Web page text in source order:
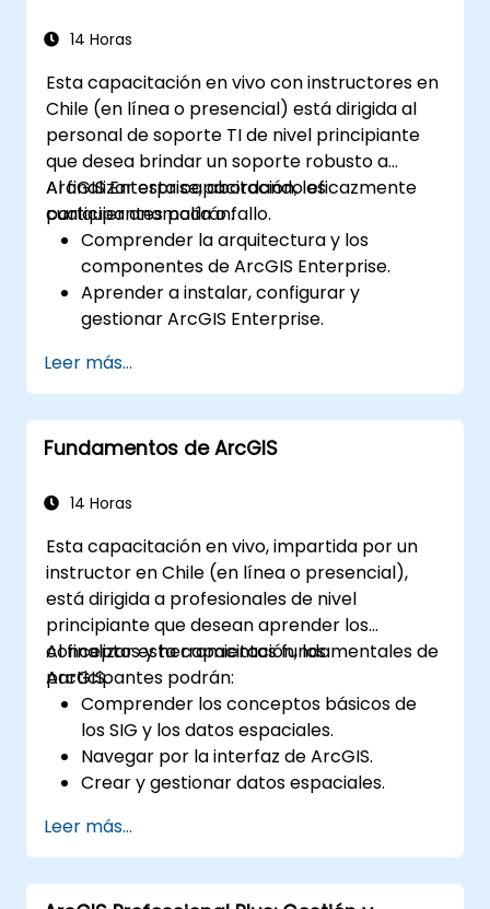
14 Horas
Esta capacitación en vivo con instructores en
Chile (en línea o presencial) está dirigida al
personal de soporte TI de nivel principiante
que desea brindar un soporte robusto a
ArcGIS Enterprise, abordando eficazmente
cualquier anomalía o fallo.
Al finalizar esta capacitación, los
participantes podrán:
Comprender la arquitectura y los
componentes de ArcGIS Enterprise.
Aprender a instalar, configurar y
gestionar ArcGIS Enterprise.
problemas y resolver incidencias
comunes.
Desarrollar destreza en la monitorización
y mantenimiento de entornos ArcGIS
Dominar las técnicas de copia de
del rendimiento.
Leer más...
Fundamentos de ArcGIS
14 Horas
Esta capacitación en vivo, impartida por un
instructor en Chile (en línea o presencial),
está dirigida a profesionales de nivel
principiante que desean aprender los
conceptos y herramientas fundamentales de
ArcGIS.
Al finalizar esta capacitación, los
participantes podrán:
Comprender los conceptos básicos de
los SIG y los datos espaciales.
Navegar por la interfaz de ArcGIS.
Crear y gestionar datos espaciales.
Crear mapas y visualizaciones.
Leer más...